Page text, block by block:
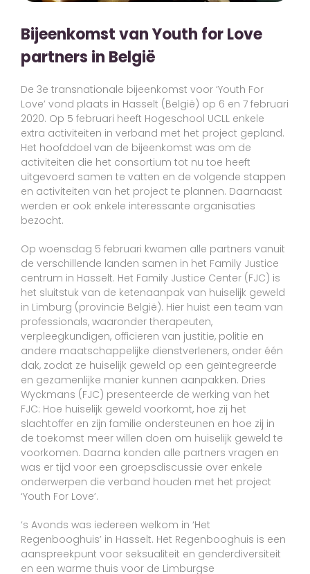
Bijeenkomst van Youth for Love
partners in België
De 3e transnationale bijeenkomst voor ‘Youth For
Love’ vond plaats in Hasselt (België) op 6 en 7 februari
2020. Op 5 februari heeft Hogeschool UCLL enkele
extra activiteiten in verband met het project gepland.
Het hoofddoel van de bijeenkomst was om de
activiteiten die het consortium tot nu toe heeft
uitgevoerd samen te vatten en de volgende stappen
en activiteiten van het project te plannen. Daarnaast
werden er ook enkele interessante organisaties
bezocht.
Op woensdag 5 februari kwamen alle partners vanuit
de verschillende landen samen in het Family Justice
centrum in Hasselt. Het Family Justice Center (FJC) is
het sluitstuk van de ketenaanpak van huiselijk geweld
in Limburg (provincie België). Hier huist een team van
professionals, waaronder therapeuten,
verpleegkundigen, officieren van justitie, politie en
andere maatschappelijke dienstverleners, onder één
dak, zodat ze huiselijk geweld op een geïntegreerde
en gezamenlijke manier kunnen aanpakken. Dries
Wyckmans (FJC) presenteerde de werking van het
FJC: Hoe huiselijk geweld voorkomt, hoe zij het
slachtoffer en zijn familie ondersteunen en hoe zij in
de toekomst meer willen doen om huiselijk geweld te
voorkomen. Daarna konden alle partners vragen en
was er tijd voor een groepsdiscussie over enkele
onderwerpen die verband houden met het project
‘Youth For Love’.
‘s Avonds was iedereen welkom in ‘Het
Regenbooghuis’ in Hasselt. Het Regenbooghuis is een
aanspreekpunt voor seksualiteit en genderdiversiteit
en een warme thuis voor de Limburgse